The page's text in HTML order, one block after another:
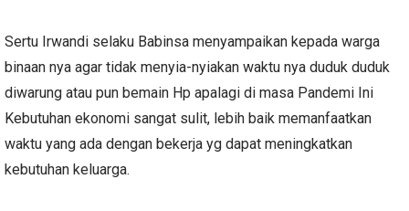
Sertu Irwandi selaku Babinsa menyampaikan kepada warga
binaan nya agar tidak menyia-nyiakan waktu nya duduk duduk
diwarung atau pun bemain Hp apalagi di masa Pandemi Ini
Kebutuhan ekonomi sangat sulit, lebih baik memanfaatkan
waktu yang ada dengan bekerja yg dapat meningkatkan
kebutuhan keluarga.